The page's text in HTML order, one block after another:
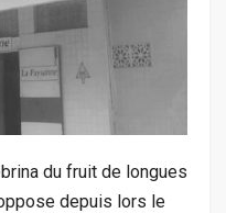
du fruit de longues
depuis lors le